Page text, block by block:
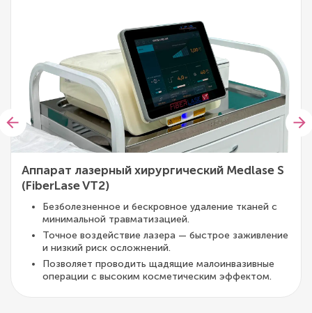
Аппарат лазерный хирургический Medlase S
(FiberLase VT2)
Безболезненное и бескровное удаление тканей с
минимальной травматизацией.
Точное воздействие лазера — быстрое заживление
и низкий риск осложнений.
Позволяет проводить щадящие малоинвазивные
операции с высоким косметическим эффектом.